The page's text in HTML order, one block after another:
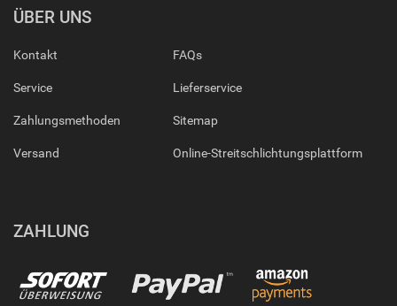
ÜBER UNS
Kontakt
Service
Zahlungsmethoden
Versand
FAQs
Lieferservice
Sitemap
Online-Streitschlichtungsplattform
ZAHLUNG